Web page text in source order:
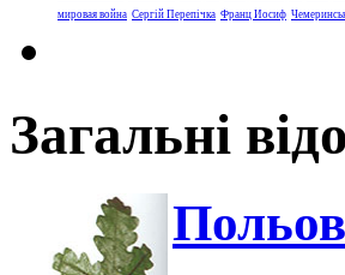
мировая война Сергій Перепічка Франц Иосиф
Загальні